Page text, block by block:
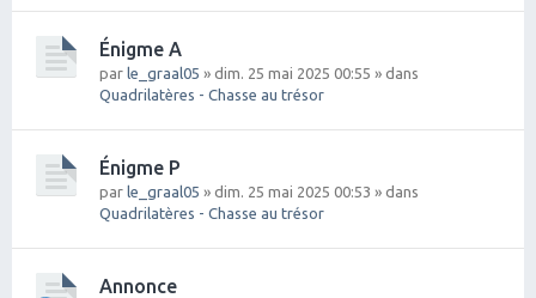
Énigme A
par le_graal05 » dim. 25 mai 2025 00:55 » dans
Quadrilatères - Chasse au trésor
Énigme P
par le_graal05 » dim. 25 mai 2025 00:53 » dans
Quadrilatères - Chasse au trésor
Annonce